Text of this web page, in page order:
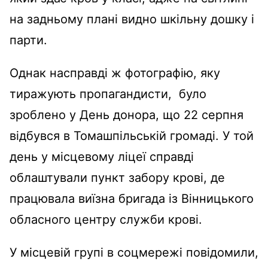
на задньому плані видно шкільну дошку і
парти.
Однак насправді ж фотографію, яку
тиражують пропагандисти, було
зроблено у День донора, що 22 серпня
відбувся в Томашпільській громаді. У той
день у місцевому ліцеї справді
облаштували пункт забору крові, де
працювала виїзна бригада із Вінницького
обласного центру служби крові.
У місцевій групі в соцмережі повідомили,